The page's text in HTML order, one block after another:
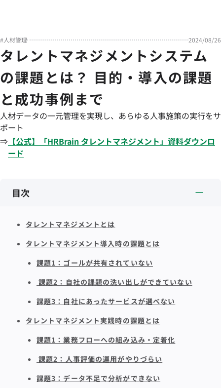
#人材管理 2024/08/26
タレントマネジメントシステム
の課題とは？ 目的・導入の課題
と成功事例まで
人材データの一元管理を実現し、あらゆる人事施策の実行をサ
ポート
⇒ 【公式】「HRBrain タレントマネジメント」資料ダウンロ
ード
目次
タレントマネジメントとは
タレントマネジメント導入時の課題とは
課題1：ゴールが共有されていない
課題2：自社の課題の洗い出しができていない
課題3：自社にあったサービスが選べない
タレントマネジメント実践時の課題とは
課題1：業務フローへの組み込み・定着化
課題2：人事評価の運用がやりづらい
課題3：データ不足で分析ができない